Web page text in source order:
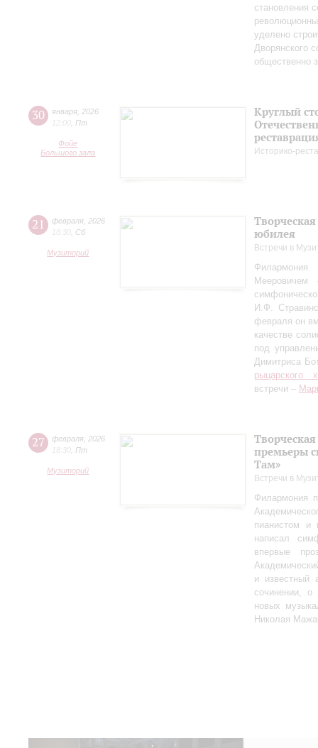
становления
уделено
Дворянского
общественно
30 января 2026
12:00 Пт
Фойе
Большого зала
Круглый
Историко-
21 февраля 2026
18:30 Сб
Музиторий
юбилея
Встречи в
Мееровичем
И.Ф.
февраля он
качестве
под
Димитриса
рыцарского
встречи –
27 февраля 2026
18:30 Пт
Музиторий
премьеры
Там»
Встречи в
Филармония
пианистом и
написал
впервые
и известный
сочинении,
новых
Николая